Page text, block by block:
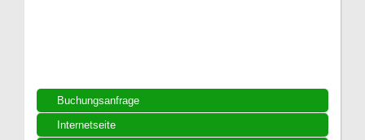
Buchungsanfrage
Internetseite